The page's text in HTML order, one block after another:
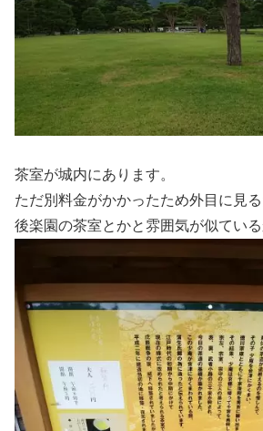
茶室が城内にあります。
ただ別料金がかかったため外目に見る
後楽園の茶室とかと雰囲気が似ている